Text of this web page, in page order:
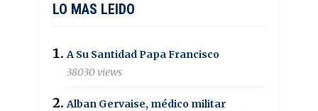
LO MAS LEIDO
A Su Santidad Papa Francisco
38030 views
Alban Gervaise, médico militar